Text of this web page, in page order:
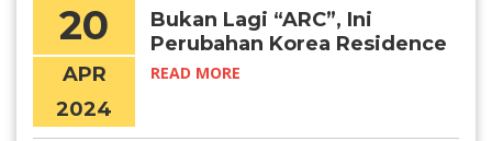
20
APR
2024
Bukan Lagi “ARC”, Ini
Perubahan Korea Residence
Card yang Perlu Kamu Tahu
READ MORE